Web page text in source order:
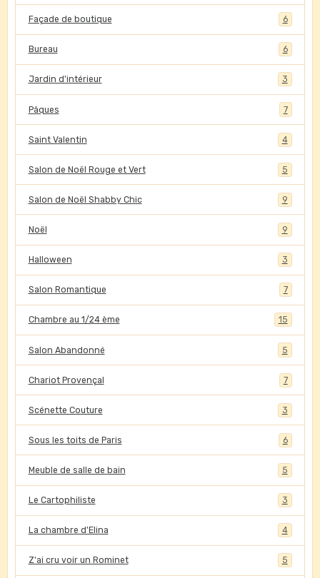
Façade de boutique 6
Bureau 6
Jardin d'intérieur 3
Pâques 7
Saint Valentin 4
Salon de Noël Rouge et Vert 5
Salon de Noël Shabby Chic 9
Noël 9
Halloween 3
Salon Romantique 7
Chambre au 1/24 ème 15
Salon Abandonné 5
Chariot Provençal 7
Scénette Couture 3
Sous les toits de Paris 6
Meuble de salle de bain 5
Le Cartophiliste 3
La chambre d'Elina 4
Z'ai cru voir un Rominet 5